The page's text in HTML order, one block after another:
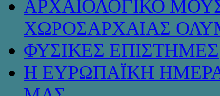
ΑΡΧΑΙΟΛΟΓΙΚΟ
ΧΩΡΟΣΑΡΧΑΙΑΣ
ΦΥΣΙΚΕΣ ΕΠΙΣΤΗΜΕΣ
Η ΕΥΡΩΠΑΪΚΗ